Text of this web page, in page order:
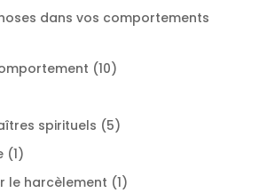
dans vos comportements
1010
spirituels 55
11
produit
le harcèlement 11